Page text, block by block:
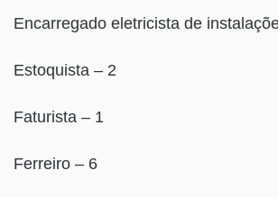
Encarregado eletricista de
Estoquista – 2
Faturista – 1
Ferreiro – 6